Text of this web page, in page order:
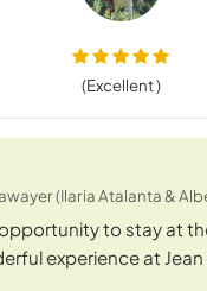
(Excellent )
(Ilaria Atalanta &
to stay at
experience at Jean